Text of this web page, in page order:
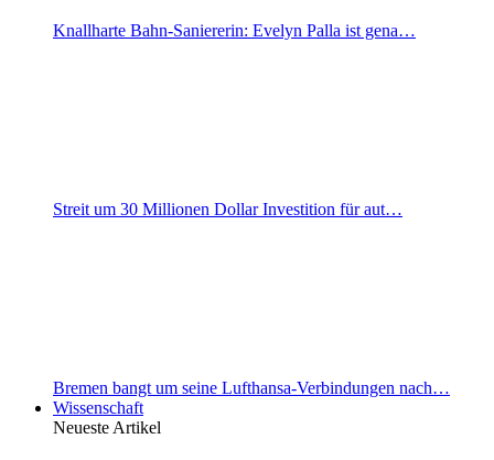
Knallharte Bahn-Saniererin: Evelyn Palla ist gena…
Streit um 30 Millionen Dollar Investition für aut…
Bremen bangt um seine Lufthansa-Verbindungen nach…
Wissenschaft
Neueste Artikel